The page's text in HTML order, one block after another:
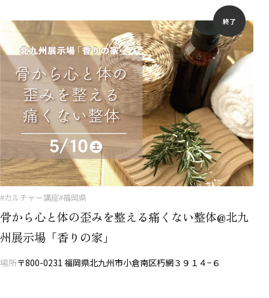
終了
#カルチャー講座#福岡県
骨から心と体の歪みを整える痛くない整体@北九
州展示場「香りの家」
場所〒800-0231 福岡県北九州市小倉南区朽網３９１４−６